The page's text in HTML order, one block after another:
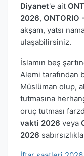
Diyanet'e ait
2026, ONTORIO
akşam, yatsı
ulaşabilirsiniz.
İslamın beş
Alemi tarafından
Müslüman olup,
tutmasına
oruç tutması
vakti 2026 veya
2026